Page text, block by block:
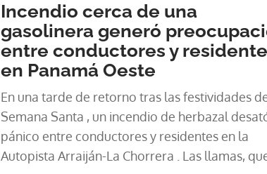
Incendio cerca de una
gasolinera generó
entre conductores y
en Panamá Oeste
En una tarde de retorno tras las festividades
Semana Santa , un incendio de herbazal
pánico entre conductores y residentes en la
Autopista Arraiján-La Chorrera . Las llamas,